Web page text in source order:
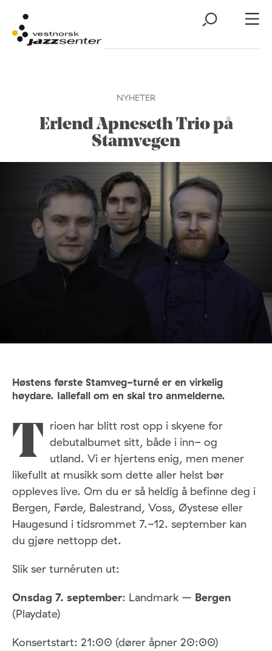
NYHETER
Erlend Apneseth Trio på
Stamvegen
Høstens første Stamveg-turné er en virkelig
høydare. Iallefall om en skal tro anmelderne.
T rioen har blitt rost opp i skyene for
debutalbumet sitt, både i inn- og
utland. Vi er hjertens enig, men mener
likefullt at musikk som dette aller helst bør
oppleves live. Om du er så heldig å befinne deg i
Bergen, Førde, Balestrand, Voss, Øystese eller
Haugesund i tidsrommet 7.-12. september kan
du gjøre nettopp det.
Slik ser turnéruten ut:
Onsdag 7. september: Landmark – Bergen
(Playdate)
Konsertstart: 21:00 (dører åpner 20:00)